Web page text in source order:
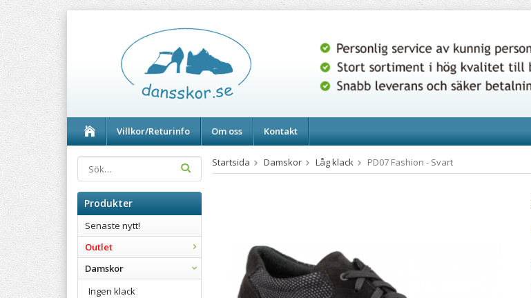
Villkor/Returinfo Om oss Kontakt
Produkter
Senaste nytt!
Outlet
Damskor
Ingen klack
Startsida Damskor Låg klack PD07 Fashion - Svart